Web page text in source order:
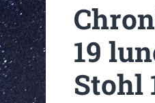
19
Stohl